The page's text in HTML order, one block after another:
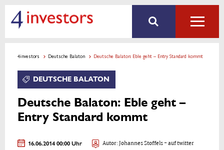
4investors Deutsche Balaton Deutsche Balaton: Eble geht – Entry Standard kommt
DEUTSCHE BALATON
Deutsche Balaton: Eble geht –
Entry Standard kommt
16.06.2014 00:00 Uhr Autor:Johannes Stoffels- auf twitter